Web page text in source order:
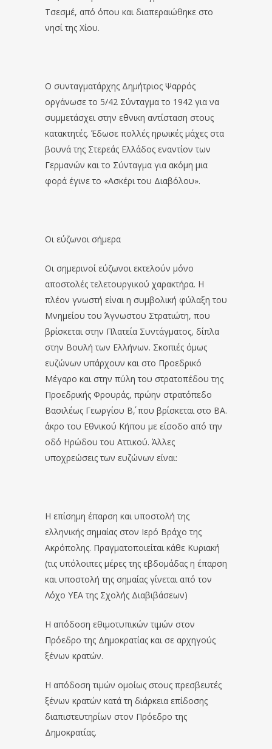
Τσεσμέ, από όπου και διαπεραιώθηκε στο
νησί της Χίου.
Ο συνταγματάρχης Δημήτριος Ψαρρός
οργάνωσε το 5/42 Σύνταγμα το 1942 για να
συμμετάσχει στην εθνικη αντίσταση στους
κατακτητές. Έδωσε πολλές ηρωικές μάχες στα
βουνά της Στερεάς Ελλάδος εναντίον των
Γερμανών και το Σύνταγμα για ακόμη μια
φορά έγινε το «Ασκέρι του Διαβόλου».
Οι εύζωνοι σήμερα
Οι σημερινοί εύζωνοι εκτελούν μόνο
αποστολές τελετουργικού χαρακτήρα. Η
πλέον γνωστή είναι η συμβολική φύλαξη του
Μνημείου του Άγνωστου Στρατιώτη, που
βρίσκεται στην Πλατεία Συντάγματος, δίπλα
στην Βουλή των Ελλήνων. Σκοπιές όμως
ευζώνων υπάρχουν και στο Προεδρικό
Μέγαρο και στην πύλη του στρατοπέδου της
Προεδρικής Φρουράς, πρώην στρατόπεδο
Βασιλέως Γεωργίου Β΄, που βρίσκεται στο ΒΑ.
άκρο του Εθνικού Κήπου με είσοδο από την
οδό Ηρώδου του Αττικού. Άλλες
υποχρεώσεις των ευζώνων είναι:
Η επίσημη έπαρση και υποστολή της
ελληνικής σημαίας στον Ιερό Βράχο της
Ακρόπολης. Πραγματοποιείται κάθε Κυριακή
(τις υπόλοιπες μέρες της εβδομάδας η έπαρση
και υποστολή της σημαίας γίνεται από τον
Λόχο ΥΕΑ της Σχολής Διαβιβάσεων)
Η απόδοση εθιμοτυπικών τιμών στον
Πρόεδρο της Δημοκρατίας και σε αρχηγούς
ξένων κρατών.
Η απόδοση τιμών ομοίως στους πρεσβευτές
ξένων κρατών κατά τη διάρκεια επίδοσης
διαπιστευτηρίων στον Πρόεδρο της
Δημοκρατίας.